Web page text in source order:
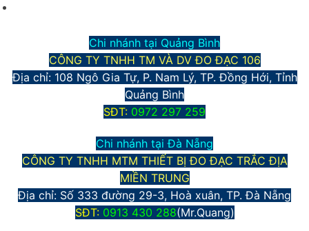
Chi nhánh tại Quảng Bình
CÔNG TY TNHH TM VÀ DV ĐO ĐẠC 106
Địa chỉ: 108 Ngô Gia Tự, P. Nam Lý, TP. Đồng Hới, Tỉnh
Quảng Bình
SĐT: 0972 297 259
Chi nhánh tại Đà Nẵng
CÔNG TY TNHH MTM THIẾT BỊ ĐO ĐẠC TRẮC ĐỊA
MIỀN TRUNG
Địa chỉ: Số 333 đường 29-3, Hoà xuân, TP. Đà Nẵng
SĐT: 0913 430 288(Mr.Quang)